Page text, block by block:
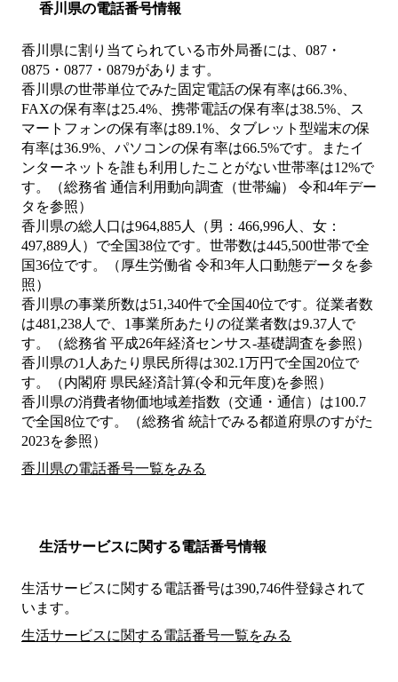
香川県の電話番号情報
香川県に割り当てられている市外局番には、087・
0875・0877・0879があります。
香川県の世帯単位でみた固定電話の保有率は66.3%、
FAXの保有率は25.4%、携帯電話の保有率は38.5%、ス
マートフォンの保有率は89.1%、タブレット型端末の保
有率は36.9%、パソコンの保有率は66.5%です。またイ
ンターネットを誰も利用したことがない世帯率は12%で
す。（総務省 通信利用動向調査（世帯編） 令和4年デー
タを参照）
香川県の総人口は964,885人（男：466,996人、女：
497,889人）で全国38位です。世帯数は445,500世帯で全
国36位です。（厚生労働省 令和3年人口動態データを参
照）
香川県の事業所数は51,340件で全国40位です。従業者数
は481,238人で、1事業所あたりの従業者数は9.37人で
す。（総務省 平成26年経済センサス‐基礎調査を参照）
香川県の1人あたり県民所得は302.1万円で全国20位で
す。（内閣府 県民経済計算(令和元年度)を参照）
香川県の消費者物価地域差指数（交通・通信）は100.7
で全国8位です。（総務省 統計でみる都道府県のすがた
2023を参照）
香川県の電話番号一覧をみる
生活サービスに関する電話番号情報
生活サービスに関する電話番号は390,746件登録されて
います。
生活サービスに関する電話番号一覧をみる